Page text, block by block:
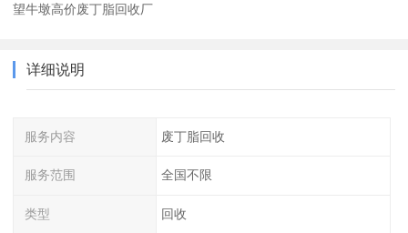
望牛墩高价废丁脂回收厂
详细说明
服务内容 废丁脂回收
服务范围 全国不限
类型 回收